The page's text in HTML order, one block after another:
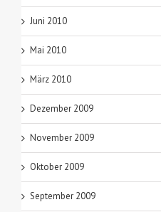
Juni 2010
Mai 2010
März 2010
Dezember 2009
November 2009
Oktober 2009
September 2009